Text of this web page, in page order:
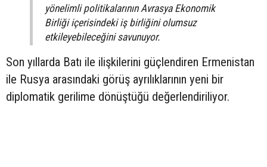
yönelimli politikalarının Avrasya Ekonomik
Birliği içerisindeki iş birliğini olumsuz
etkileyebileceğini savunuyor.
Son yıllarda Batı ile ilişkilerini güçlendiren Ermenistan
ile Rusya arasındaki görüş ayrılıklarının yeni bir
diplomatik gerilime dönüştüğü değerlendiriliyor.